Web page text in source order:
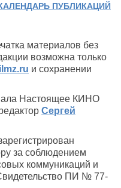
ПУБЛИКАЦИЙ
материалов без
возможна только
и сохранении
Настоящее КИНО
Сергей
за соблюдением
коммуникаций и
ПИ № 77-